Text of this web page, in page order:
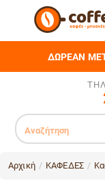
ΔΩΡΕΑΝ
Αρχική / ΚΑΦΕΔΕΣ /